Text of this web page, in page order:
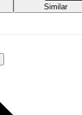
Similar